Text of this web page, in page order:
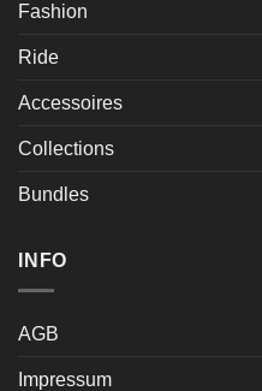
Fashion
Ride
Accessoires
Collections
Bundles
INFO
AGB
Impressum